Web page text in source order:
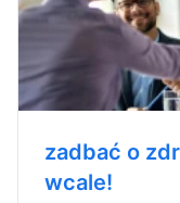
zadbać o
wcale!